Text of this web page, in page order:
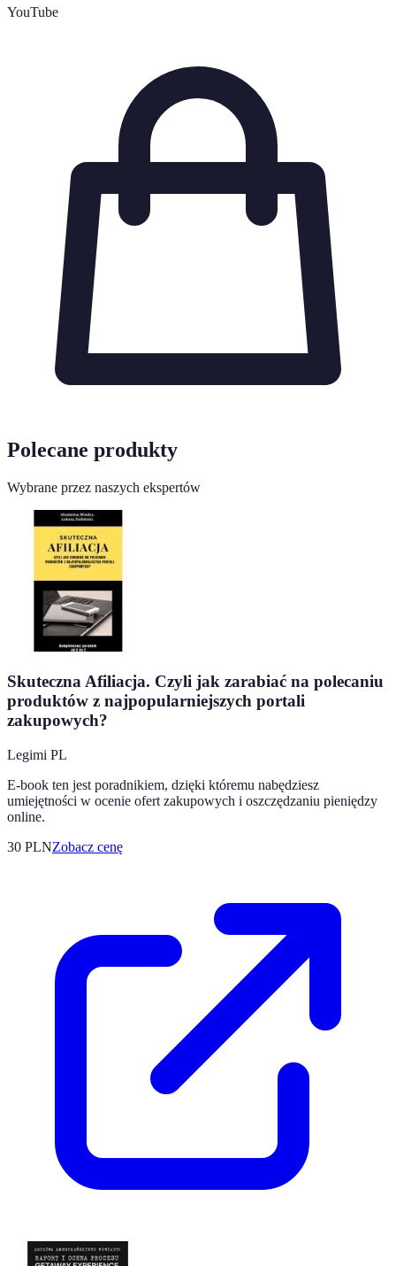
YouTube
Polecane produkty
Wybrane przez naszych ekspertów
Skuteczna Afiliacja. Czyli jak zarabiać na polecaniu
produktów z najpopularniejszych portali
zakupowych?
Legimi PL
E-book ten jest poradnikiem, dzięki któremu nabędziesz
umiejętności w ocenie ofert zakupowych i oszczędzaniu pieniędzy
online.
30 PLNZobacz cenę